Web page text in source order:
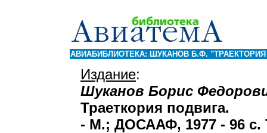
АВИАБИБЛИОТЕКА: ШУКАНОВ Б.Ф.
Издание:
Шуканов Борис
Траеткория подвига.
- М.; ДОСААФ, 1977 - 96 с.